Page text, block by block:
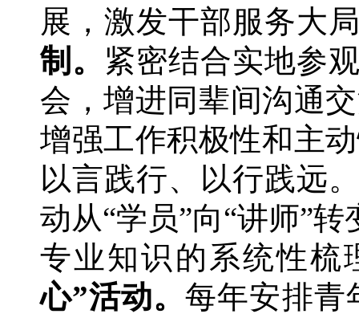
展，激发干部服务大
制。 紧密结合实地参
会，增进同辈间沟通
增强工作积极性和主
以言践行、以行践远
动从“学员”向“讲师”
专业知识的系统性梳
心”活动。每年安排青